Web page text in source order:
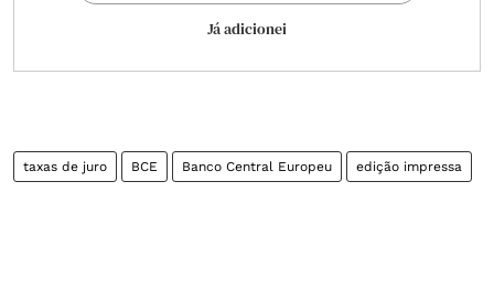
Já adicionei
taxas de juro BCE Banco Central Europeu edição impressa